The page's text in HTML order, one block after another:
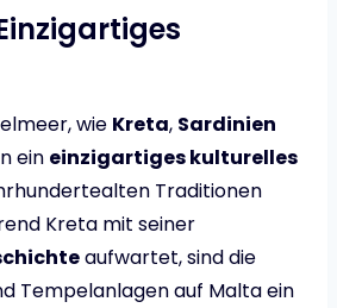
wie Kreta, Sardinien
ein einzigartiges kulturelles
Traditionen
Kreta mit seiner
aufwartet, sind die
Tempelanlagen auf Malta ein